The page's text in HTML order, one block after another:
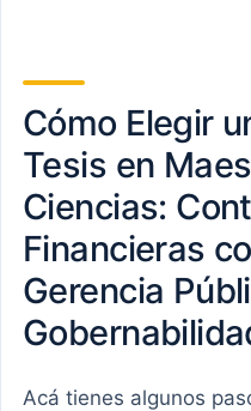
Cómo Elegir
Tesis en
Ciencias:
Financieras
Gerencia
Acá tienes algunos